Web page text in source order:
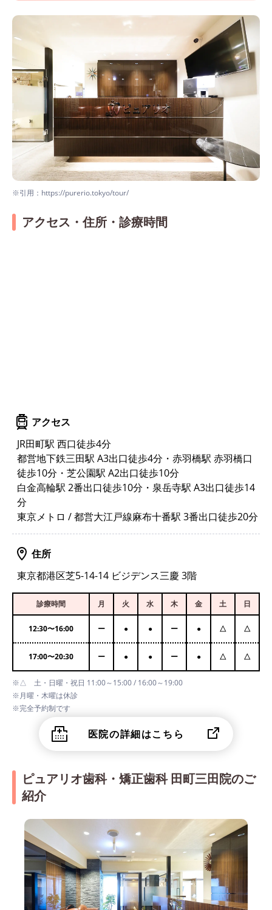
※引用：https://purerio.tokyo/tour/
アクセス・住所・診療時間
アクセス
JR田町駅 西口徒歩4分
都営地下鉄三田駅 A3出口徒歩4分・赤羽橋駅 赤羽橋口
徒歩10分・芝公園駅 A2出口徒歩10分
白金高輪駅 2番出口徒歩10分・泉岳寺駅 A3出口徒歩14
分
東京メトロ / 都営大江戸線麻布十番駅 3番出口徒歩20分
住所
東京都港区芝5-14-14 ビジデンス三慶 3階
診療時間 月 火 水 木 金 土 日
12:30〜16:00 ー ● ● ー ● △ △
17:00〜20:30 ー ● ● ー ● △ △
※△ 土・日曜・祝日 11:00～15:00 / 16:00～19:00
※月曜・木曜は休診
※完全予約制です
医院の詳細はこちら
ピュアリオ歯科・矯正歯科 田町三田院のご
紹介